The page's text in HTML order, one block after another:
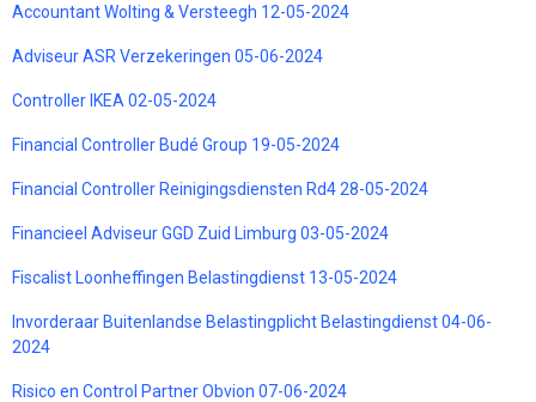
Accountant Wolting & Versteegh 12-05-2024
Adviseur ASR Verzekeringen 05-06-2024
Controller IKEA 02-05-2024
Financial Controller Budé Group 19-05-2024
Financial Controller Reinigingsdiensten Rd4 28-05-2024
Financieel Adviseur GGD Zuid Limburg 03-05-2024
Fiscalist Loonheffingen Belastingdienst 13-05-2024
Invorderaar Buitenlandse Belastingplicht Belastingdienst 04-06-
2024
Risico en Control Partner Obvion 07-06-2024